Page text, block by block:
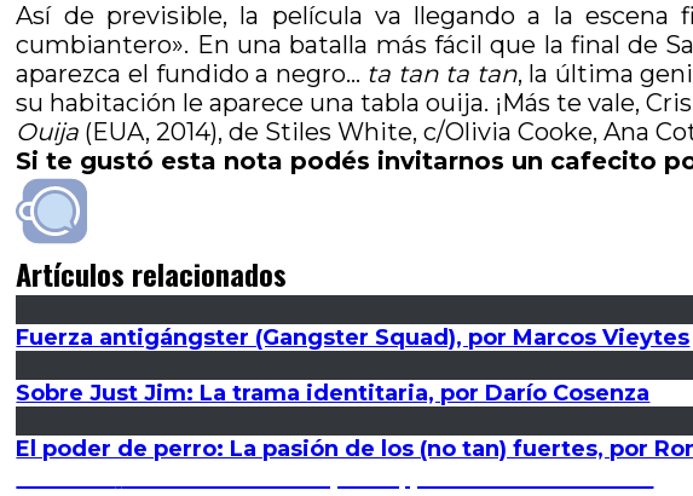
Así de previsible, la película va llegando a la
cumbiantero». En una batalla más fácil que la final de
aparezca el fundido a negro… ta tan ta tan, la última
su habitación le aparece una tabla ouija. ¡Más te vale,
Ouija (EUA, 2014), de Stiles White, c/Olivia Cooke, Ana
Si te gustó esta nota podés invitarnos un cafecito
Artículos relacionados
Fuerza antigángster (Gangster Squad), por Marcos Vieytes
Sobre Just Jim: La trama identitaria, por Darío Cosenza
El poder de perro: La pasión de los (no tan) fuertes, por
Navegación